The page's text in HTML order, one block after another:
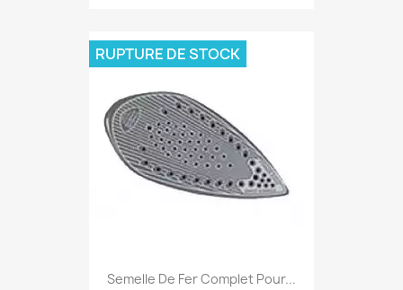
Semelle De Fer Complet Pour...
RUPTURE DE STOCK